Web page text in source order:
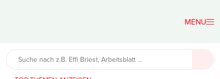
Lehrerfreund